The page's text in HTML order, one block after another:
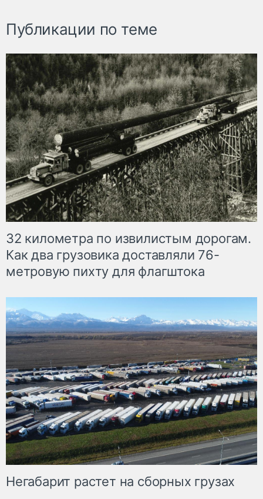
Публикации по теме
32 километра по извилистым дорогам.
Как два грузовика доставляли 76-
метровую пихту для флагштока
Негабарит растет на сборных грузах